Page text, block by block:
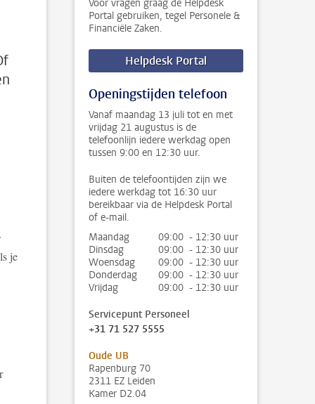
je
Voor vragen graag de Helpdesk
Portal gebruiken, tegel Personele &
Financiële Zaken.
Helpdesk Portal
Openingstijden telefoon
Vanaf maandag 13 juli tot en met
vrijdag 21 augustus is de
telefoonlijn iedere werkdag open
tussen 9:00 en 12:30 uur.
Buiten de telefoontijden zijn we
iedere werkdag tot 16:30 uur
bereikbaar via de Helpdesk Portal
of e-mail.
Maandag
09:00 - 12:30 uur
Dinsdag
09:00 - 12:30 uur
Woensdag
09:00 - 12:30 uur
Donderdag
09:00 - 12:30 uur
Vrijdag
09:00 - 12:30 uur
Servicepunt Personeel
+31 71 527 5555
Oude UB
Rapenburg 70
2311 EZ Leiden
Kamer D2.04